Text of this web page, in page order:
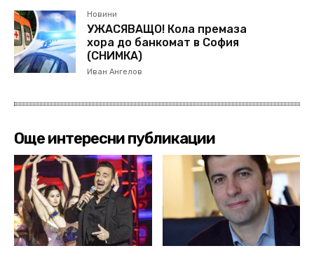
Новини
УЖАСЯВАЩО! Кола премаза
хора до банкомат в София
(СНИМКА)
Иван Ангелов
Още интересни публикации